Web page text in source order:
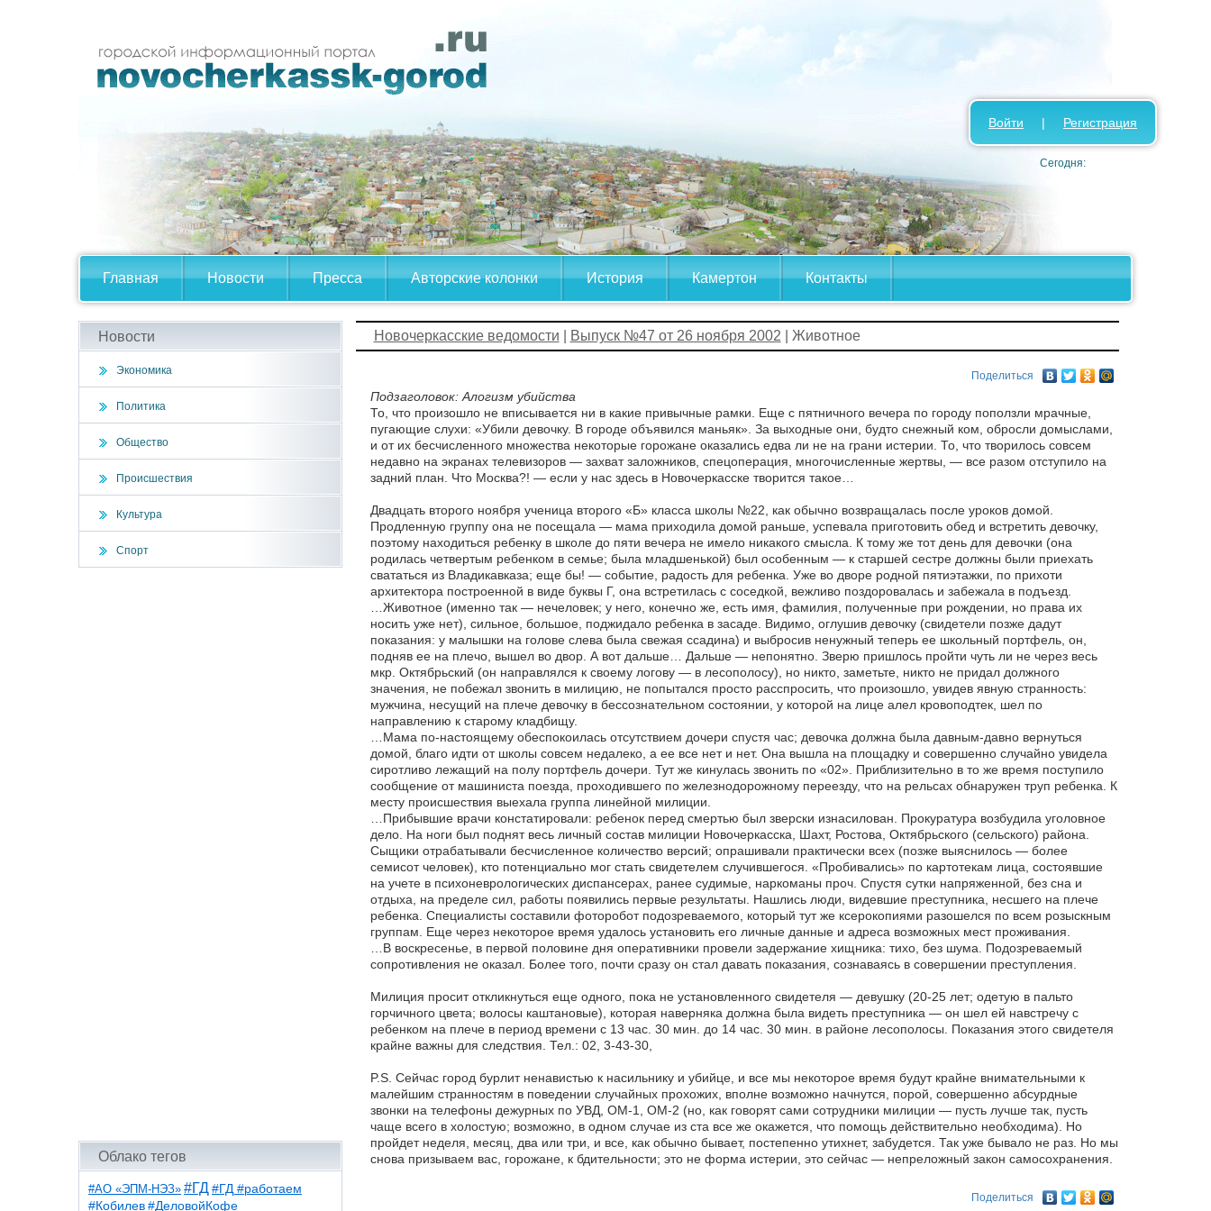
Главная Новости Пресса Авторские колонки История Камертон Контакты
Войти | Регистрация
Сегодня:
Новости
Экономика
Политика
Общество
Происшествия
Культура
Спорт
Облако тегов
#АО «ЭПМ-НЭЗ» #ГД #ГД #работаем
#Кобилев #ДеловойКофе
Новочеркасские ведомости Выпуск №47 от 26 ноября 2002 | Животное
Поделиться
Подзаголовок: Алогизм убийства
То, что произошло не вписывается ни в какие привычные рамки. Еще с пятничного вечера по городу поползли мрачные,
пугающие слухи: «Убили девочку. В городе объявился маньяк». За выходные они, будто снежный ком, обросли домыслами,
и от их бесчисленного множества некоторые горожане оказались едва ли не на грани истерии. То, что творилось совсем
недавно на экранах телевизоров — захват заложников, спецоперация, многочисленные жертвы, — все разом отступило на
задний план. Что Москва?! — если у нас здесь в Новочеркасске творится такое…
Двадцать второго ноября ученица второго «Б» класса школы №22, как обычно возвращалась после уроков домой.
Продленную группу она не посещала — мама приходила домой раньше, успевала приготовить обед и встретить девочку,
поэтому находиться ребенку в школе до пяти вечера не имело никакого смысла. К тому же тот день для девочки (она
родилась четвертым ребенком в семье; была младшенькой) был особенным — к старшей сестре должны были приехать
свататься из Владикавказа; еще бы! — событие, радость для ребенка. Уже во дворе родной пятиэтажки, по прихоти
архитектора построенной в виде буквы Г, она встретилась с соседкой, вежливо поздоровалась и забежала в подъезд.
…Животное (именно так — нечеловек; у него, конечно же, есть имя, фамилия, полученные при рождении, но права их
носить уже нет), сильное, большое, поджидало ребенка в засаде. Видимо, оглушив девочку (свидетели позже дадут
показания: у малышки на голове слева была свежая ссадина) и выбросив ненужный теперь ее школьный портфель, он,
подняв ее на плечо, вышел во двор. А вот дальше… Дальше — непонятно. Зверю пришлось пройти чуть ли не через весь
мкр. Октябрьский (он направлялся к своему логову — в лесополосу), но никто, заметьте, никто не придал должного
значения, не побежал звонить в милицию, не попытался просто расспросить, что произошло, увидев явную странность:
мужчина, несущий на плече девочку в бессознательном состоянии, у которой на лице алел кровоподтек, шел по
направлению к старому кладбищу.
…Мама по-настоящему обеспокоилась отсутствием дочери спустя час; девочка должна была давным-давно вернуться
домой, благо идти от школы совсем недалеко, а ее все нет и нет. Она вышла на площадку и совершенно случайно увидела
сиротливо лежащий на полу портфель дочери. Тут же кинулась звонить по «02». Приблизительно в то же время поступило
сообщение от машиниста поезда, проходившего по железнодорожному переезду, что на рельсах обнаружен труп ребенка. К
месту происшествия выехала группа линейной милиции.
…Прибывшие врачи констатировали: ребенок перед смертью был зверски изнасилован. Прокуратура возбудила уголовное
дело. На ноги был поднят весь личный состав милиции Новочеркасска, Шахт, Ростова, Октябрьского (сельского) района.
Сыщики отрабатывали бесчисленное количество версий; опрашивали практически всех (позже выяснилось — более
семисот человек), кто потенциально мог стать свидетелем случившегося. «Пробивались» по картотекам лица, состоявшие
на учете в психоневрологических диспансерах, ранее судимые, наркоманы проч. Спустя сутки напряженной, без сна и
отдыха, на пределе сил, работы появились первые результаты. Нашлись люди, видевшие преступника, несшего на плече
ребенка. Специалисты составили фоторобот подозреваемого, который тут же ксерокопиями разошелся по всем розыскным
группам. Еще через некоторое время удалось установить его личные данные и адреса возможных мест проживания.
…В воскресенье, в первой половине дня оперативники провели задержание хищника: тихо, без шума. Подозреваемый
сопротивления не оказал. Более того, почти сразу он стал давать показания, сознаваясь в совершении преступления.
Милиция просит откликнуться еще одного, пока не установленного свидетеля — девушку (20-25 лет; одетую в пальто
горчичного цвета; волосы каштановые), которая наверняка должна была видеть преступника — он шел ей навстречу с
ребенком на плече в период времени с 13 час. 30 мин. до 14 час. 30 мин. в районе лесополосы. Показания этого свидетеля
крайне важны для следствия. Тел.: 02, 3-43-30,
P.S. Сейчас город бурлит ненавистью к насильнику и убийце, и все мы некоторое время будут крайне внимательными к
малейшим странностям в поведении случайных прохожих, вполне возможно начнутся, порой, совершенно абсурдные
звонки на телефоны дежурных по УВД, ОМ-1, ОМ-2 (но, как говорят сами сотрудники милиции — пусть лучше так, пусть
чаще всего в холостую; возможно, в одном случае из ста все же окажется, что помощь действительно необходима). Но
пройдет неделя, месяц, два или три, и все, как обычно бывает, постепенно утихнет, забудется. Так уже бывало не раз. Но мы
снова призываем вас, горожане, к бдительности; это не форма истерии, это сейчас — непреложный закон самосохранения.
Поделиться